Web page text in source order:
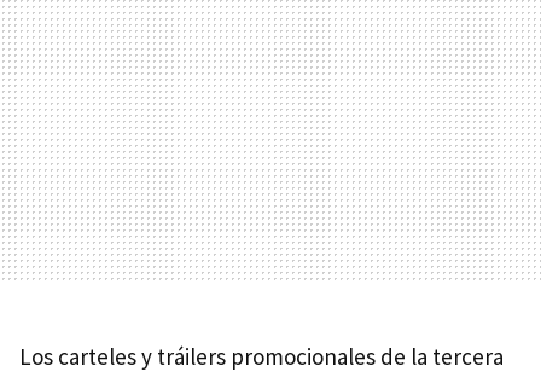
Los carteles y tráilers promocionales de la tercera